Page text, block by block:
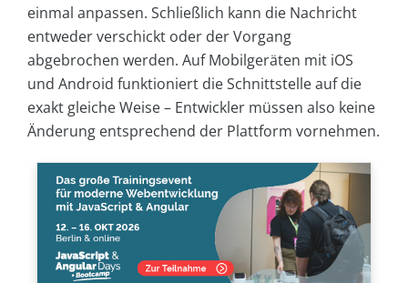
einmal anpassen. Schließlich kann die Nachricht
entweder verschickt oder der Vorgang
abgebrochen werden. Auf Mobilgeräten mit iOS
und Android funktioniert die Schnittstelle auf die
exakt gleiche Weise – Entwickler müssen also keine
Änderung entsprechend der Plattform vornehmen.